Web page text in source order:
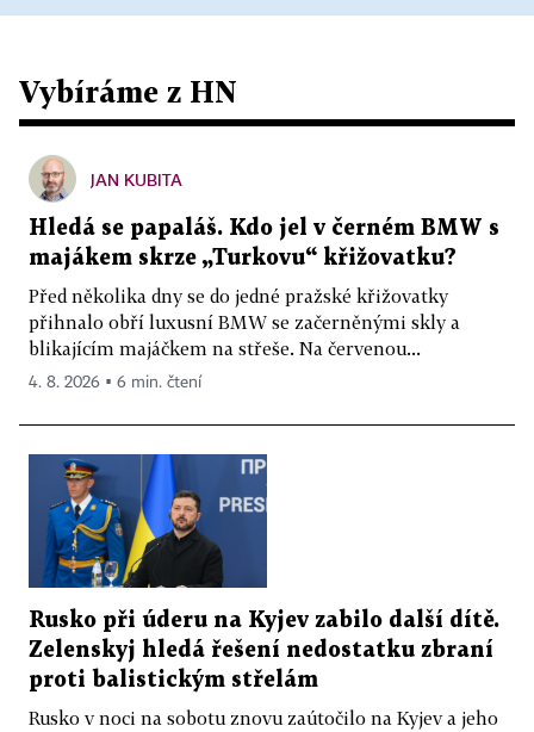
Vybíráme z HN
JAN KUBITA
Hledá se papaláš. Kdo jel v černém BMW s
majákem skrze „Turkovu“ křižovatku?
Před několika dny se do jedné pražské křižovatky
přihnalo obří luxusní BMW se začerněnými skly a
blikajícím majáčkem na střeše. Na červenou...
4. 8. 2026 ▪ 6 min. čtení
Rusko při úderu na Kyjev zabilo další dítě.
Zelenskyj hledá řešení nedostatku zbraní
proti balistickým střelám
Rusko v noci na sobotu znovu zaútočilo na Kyjev a jeho